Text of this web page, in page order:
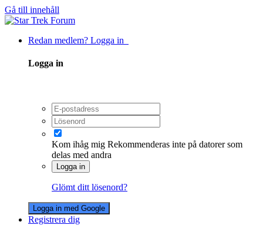
Gå till innehåll
Redan medlem? Logga in
Logga in
Kom ihåg mig Rekommenderas inte på datorer som
delas med andra
Logga in
Glömt ditt lösenord?
Logga in med Google
Registrera dig